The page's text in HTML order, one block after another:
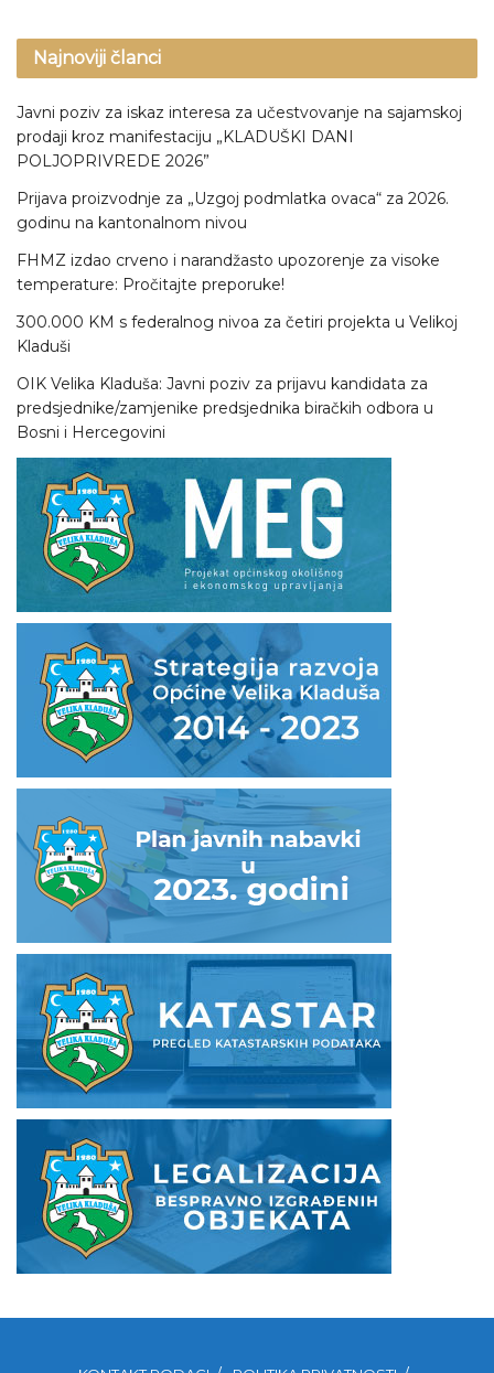
Najnoviji članci
Javni poziv za iskaz interesa za učestvovanje na sajamskoj
prodaji kroz manifestaciju „KLADUŠKI DANI
POLJOPRIVREDE 2026”
Prijava proizvodnje za „Uzgoj podmlatka ovaca“ za 2026.
godinu na kantonalnom nivou
FHMZ izdao crveno i narandžasto upozorenje za visoke
temperature: Pročitajte preporuke!
300.000 KM s federalnog nivoa za četiri projekta u Velikoj
Kladuši
OIK Velika Kladuša: Javni poziv za prijavu kandidata za
predsjednike/zamjenike predsjednika biračkih odbora u
Bosni i Hercegovini